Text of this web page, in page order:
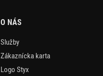
O NÁS
Služby
Zákaznícka karta
Logo Styx